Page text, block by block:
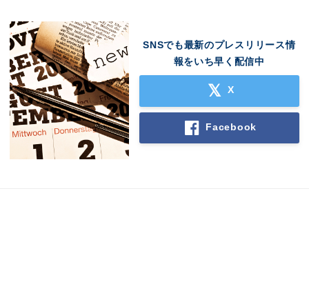
SNSでも最新のプレスリリース情
報をいち早く配信中
X
Facebook
Japanese
English